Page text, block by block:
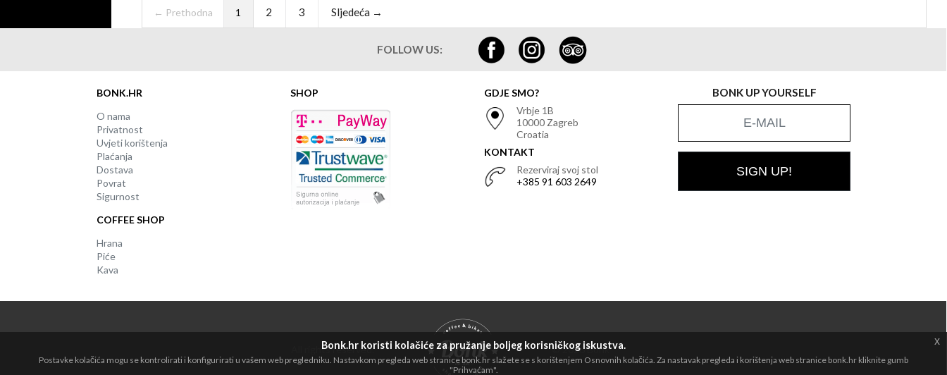
← Prethodna 1 2 3 Sljedeća →
FOLLOW US:
BONK.HR
O nama
Privatnost
Uvjeti korištenja
Plaćanja
Dostava
Povrat
Sigurnost
COFFEE SHOP
Hrana
Piće
Kava
SHOP
GDJE SMO?
Vrbje 1B
10000 Zagreb
Croatia
KONTAKT
Rezerviraj svoj stol
+385 91 603 2649
BONK UP YOURSELF
SIGN UP!
All rights reserved. © 2026 Bonk
Bonk.hr koristi kolačiće za pružanje boljeg korisničkog iskustva.
Postavke kolačića mogu se kontrolirati i konfigurirati u vašem web pregledniku. Nastavkom pregleda web stranice bonk.hr slažete se s korištenjem Osnovnih kolačića. Za nastavak pregleda i korištenja web stranice bonk.hr kliknite gumb
"Prihvaćam".
x